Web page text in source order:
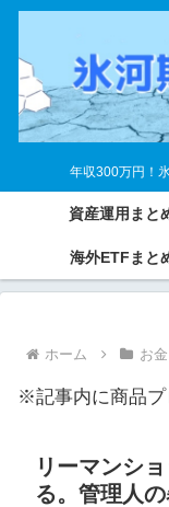
年収300万円！
資産運用まと
海外ETFまと
ホーム お
※記事内に商品プ
リーマンシ
る。管理人